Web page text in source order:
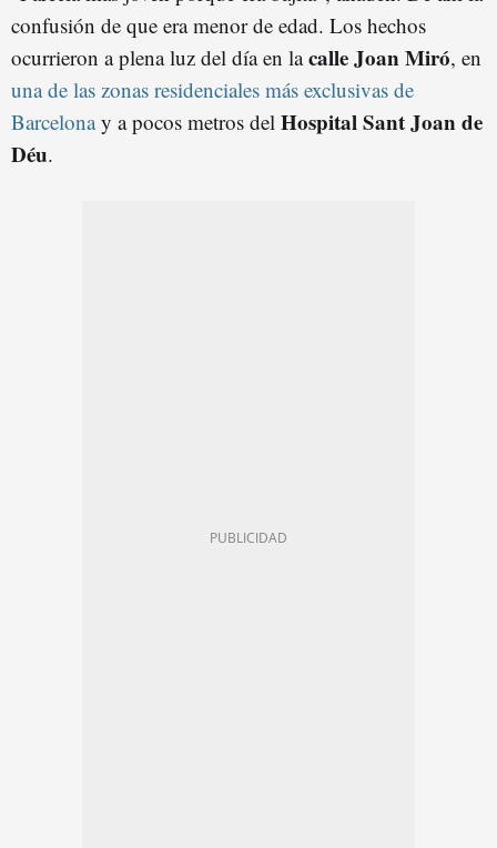
confusión de que era menor de edad. Los hechos
ocurrieron a plena luz del día en lacalle Joan Miró, en
una de las zonas residenciales más exclusivas de
Barcelonay a pocos metros del Hospital Sant Joan de
Déu.